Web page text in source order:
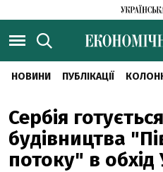
НОВИНИ ПУБЛІКАЦІЇ
Сербія
будівництва
потоку" в обхід